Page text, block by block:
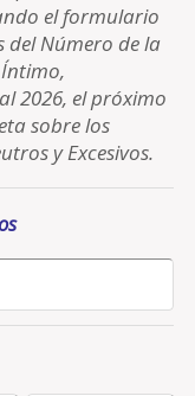
el formulario
del Número de la
2026, el próximo
sobre los
y Excesivos.